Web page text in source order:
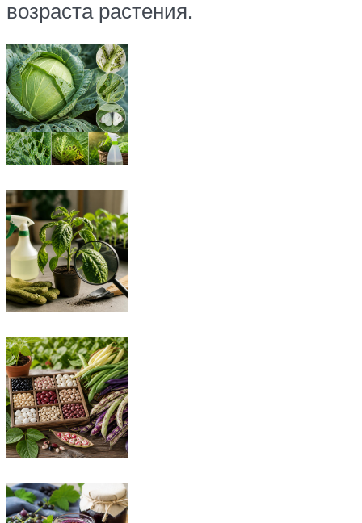
возраста растения.